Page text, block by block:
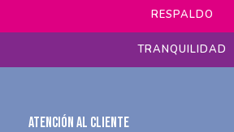
RESPALDO
TRANQUILIDAD
Atención al Cliente